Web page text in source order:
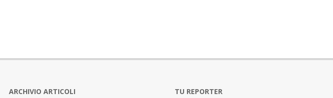
ARCHIVIO ARTICOLI
TU REPORTER